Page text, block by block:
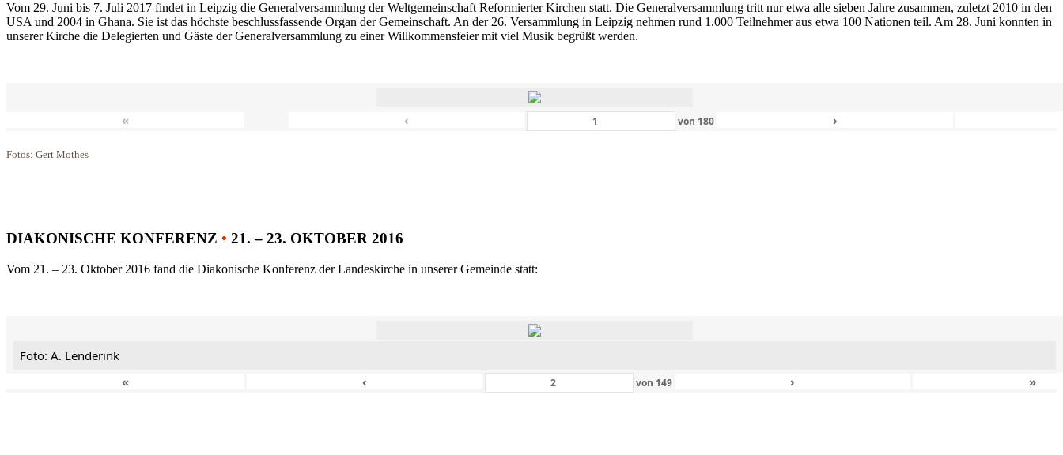
Vom 29. Juni bis 7. Juli 2017 findet in Leipzig die Generalversammlung der Weltgemeinschaft Reformierter Kirchen statt. Die Generalversammlung tritt nur etwa alle sieben Jahre zusammen, zuletzt 2010 in den
USA und 2004 in Ghana. Sie ist das höchste beschlussfassende Organ der Gemeinschaft. An der 26. Versammlung in Leipzig nehmen rund 1.000 Teilnehmer aus etwa 100 Nationen teil. Am 28. Juni konnten in
unserer Kirche die Delegierten und Gäste der Generalversammlung zu einer Willkommensfeier mit viel Musik begrüßt werden.
« ‹ von 180 ›
Fotos: Gert Mothes
DIAKONISCHE KONFERENZ • 21. – 23. OKTOBER 2016
Vom 21. – 23. Oktober 2016 fand die Diakonische Konferenz der Landeskirche in unserer Gemeinde statt:
Foto: A. Lenderink
«
‹ von 149 › »